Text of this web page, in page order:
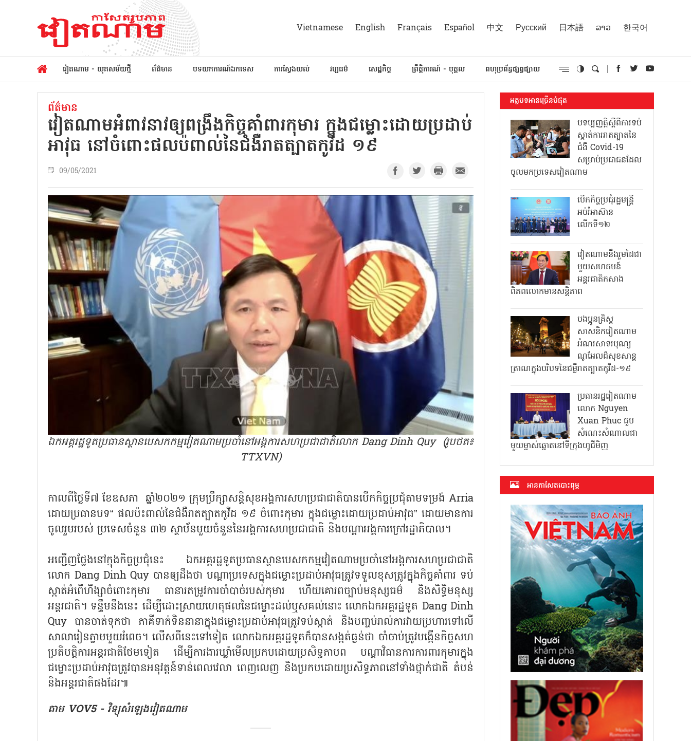
Vietnamese English Français Español 中文 Русский 日本語 ລາວ 한국어
វៀតណាម - យុគសម័យថ្មី ព័ត៌មាន បទយកការណ៍ឯកទេស ការស្វែងយល់ វប្បធម៌ សេដ្ឋកិច្ច ព្រឹត្តិការណ៍ - បុគ្គល ពហុប្រព័ន្ធផ្សព្វផ្សាយ
ព័ត៌មាន
វៀតណាមអំពាវនាវឲ្យពង្រឹងកិច្ចគាំពារកុមារ ក្នុងជម្លោះដោយប្រដាប់
អាវុធ នៅចំពោះផលប៉ពាល់នៃជំងឺរាតត្បាតកូវីដ ១៩
09/05/2021
ឯកអគ្គរដ្ឋទូតប្រធានស្ថានបេសកកម្មវៀតណាមប្រចាំនៅអង្គការសហប្រជាជាតិលោក Dang Dinh Quy (រូបថត៖
TTXVN)
កាលពីថ្ងៃទី៧ ខែឧសភា ឆ្នាំ២០២១ ក្រុមប្រឹក្សាសន្តិសុខអង្គការសហប្រជាជាតិបានបើកកិច្ចប្រជុំតាមទម្រង់ Arria
ដោយប្រធានបទ“ ផលប៉ះពាល់នៃជំងឺរាតត្បាតកូវីដ ១៩ ចំពោះកុមារ ក្នុងជម្លោះដោយប្រដាប់អាវុធ” ដោយមានការ
ចូលរួមរបស់ ប្រទេសចំនួន ៣២ ស្ថាប័នមួយចំនួននៃអង្គការសហប្រជាជាតិ និងបណ្ដាអង្គការក្រៅរដ្ឋាភិបាល។
អញ្ជើញថ្លែងនៅក្នុងកិច្ចប្រជុំនេះ ឯកអគ្គរដ្ឋទូតប្រធានស្ថានបេសកកម្មវៀតណាមប្រចាំនៅអង្គការសហប្រជាជាតិ
លោក Dang Dinh Quy បានឲ្យដឹងថា បណ្ដាប្រទេសក្នុងជម្លោះប្រដាប់អាវុធត្រូវទទួលខុសត្រូវក្នុងកិច្ចគាំពារ ទប់
ស្កាត់អំពើហឹង្សាចំពោះកុមារ ធានារតម្រូវការចាំបាច់របស់កុមារ ហើយគោរពច្បាប់មនុស្សធម៌ និងសិទ្ធិមនុស្ស
អន្តរជាតិ។ ទន្ទឹមនឹងនេះ ដើម្បីដោះស្រាយហេតុផលនៃជម្លោះដល់ឬសគល់នោះ លោកឯកអគ្គរដ្ឋទូត Dang Dinh
Quy បានចាត់ទុកថា ភាគីទាក់ទិននានាក្នុងជម្លោះប្រដាប់អាវុធត្រូវទប់ស្កាត់ និងបញ្ចប់រាល់ការវាយប្រហារទៅលើ
សាលារៀនភ្លាមមួយរំពេច។ លើសពីនេះទៅទៀត លោកឯកអគ្គរដ្ឋទូតក៏បានសង្កត់ធ្ងន់ថា ចាំចាប់ត្រូវបង្កើនកិច្ចសហ
ប្រតិបត្តិការអន្តរជាតិថែមទៀត ដើម្បីការងារឃ្លាំមើលប្រកបដោយប្រសិទ្ធភាបព បណ្ដាវិធានការការពារកុមារក្នុង
ជម្លោះប្រដាប់អាវុធត្រូវបានអនុវត្តន៍ទាន់ពេលវេលា ពេញលេញ និងប្រកបដោយប្រសិទ្ធភាពនៅទាំងថ្នាក់ជាតិ តំបន់
និងអន្តរជាតិផងដែរ៕
តាម VOV5 - វិទ្យុសំឡេងវៀតណាម
អត្ថបទអានច្រើនបំផុត
បទប្បញ្ញត្តិស្តីពីការទប់
ស្កាត់ការរាតត្បាតនៃ
ជំងឺ Covid-19
សម្រាប់ប្រជាជនដែល
ចូលមកប្រទេសវៀតណាម
បើកកិច្ចប្រជុំរដ្ឋមន្ត្រី
អប់រំអាស៊ាន
លើកទី១២
វៀតណាមនឹងរួមដៃជា
មួយសហគមន៍
អន្តរជាតិកសាង
ពិភពលោកមានសន្តិភាព
បងប្អូនគ្រិស្ត
សាសនិកវៀតណាម
អំណរសាទរបុណ្យ
ណូអែលដ៏សុខសាន្ត
ត្រាណក្នុងបរិបទនៃជម្ងឺរាតត្បាតកូវីដ-១៩
ប្រធានរដ្ឋវៀតណាម
លោក Nguyen
Xuan Phuc ជួប
សំណេះសំណាលជា
មួយម្ចាស់ឆ្នោតនៅទីក្រុងហូជីមិញ
អាន​កាសែត​បោះពុម្ភ